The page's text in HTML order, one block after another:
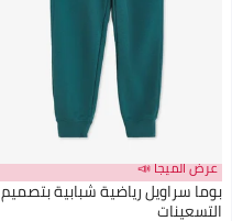
عرض الميجا 📣
بوما سراويل رياضية شبابية بتصميم
التسعينات